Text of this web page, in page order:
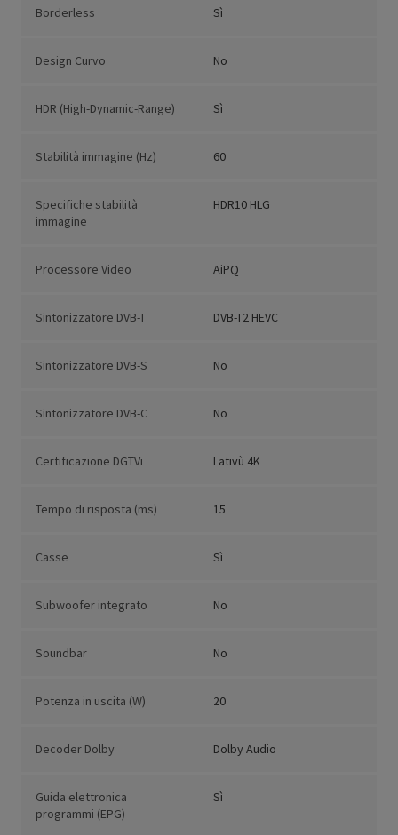
Borderless Sì
Design Curvo No
HDR (High-Dynamic-Range) Sì
Stabilità immagine (Hz) 60
Specifiche stabilità
immagine
HDR10 HLG
Processore Video AiPQ
Sintonizzatore DVB-T DVB-T2 HEVC
Sintonizzatore DVB-S No
Sintonizzatore DVB-C No
Certificazione DGTVi Lativù 4K
Tempo di risposta (ms) 15
Casse Sì
Subwoofer integrato No
Soundbar No
Potenza in uscita (W) 20
Decoder Dolby Dolby Audio
Guida elettronica
programmi (EPG)
Sì